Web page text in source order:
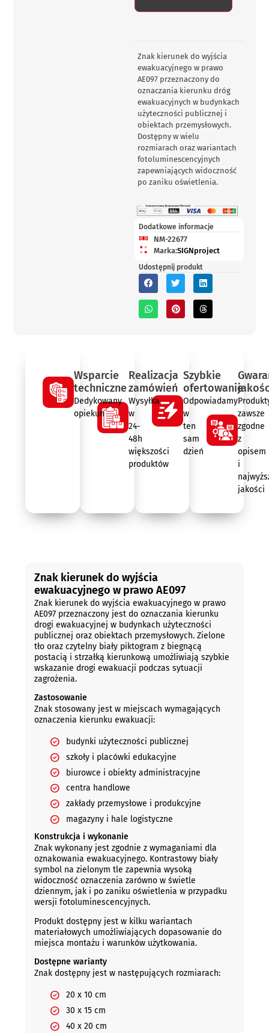
Znak kierunek do wyjścia
ewakuacyjnego w prawo
AE097 przeznaczony do
oznaczania kierunku dróg
ewakuacyjnych w budynkach
użyteczności publicznej i
obiektach przemysłowych.
Dostępny w wielu
rozmiarach oraz wariantach
fotoluminescencyjnych
zapewniających widoczność
po zaniku oświetlenia.
Dodatkowe informacje
NM-22677
Marka:SIGNproject
Udostępnij produkt
Wsparcie
techniczne
Dedykowany
opiekun
Realizacja
zamówień
Wysyłka
w
24-
48h
większości
produktów
Szybkie
ofertowanie
Odpowiadamy
w
ten
sam
dzień
zawsze
zgodne
z
opisem
i
jakości
Znak kierunek do wyjścia
ewakuacyjnego w prawo AE097
Znak kierunek do wyjścia ewakuacyjnego w prawo
AE097 przeznaczony jest do oznaczania kierunku
drogi ewakuacyjnej w budynkach użyteczności
publicznej oraz obiektach przemysłowych. Zielone
tło oraz czytelny biały piktogram z biegnącą
postacią i strzałką kierunkową umożliwiają szybkie
wskazanie drogi ewakuacji podczas sytuacji
zagrożenia.
Zastosowanie
Znak stosowany jest w miejscach wymagających
oznaczenia kierunku ewakuacji:
budynki użyteczności publicznej
szkoły i placówki edukacyjne
biurowce i obiekty administracyjne
centra handlowe
zakłady przemysłowe i produkcyjne
magazyny i hale logistyczne
Konstrukcja i wykonanie
Znak wykonany jest zgodnie z wymaganiami dla
oznakowania ewakuacyjnego. Kontrastowy biały
symbol na zielonym tle zapewnia wysoką
widoczność oznaczenia zarówno w świetle
dziennym, jak i po zaniku oświetlenia w przypadku
wersji fotoluminescencyjnych.
Produkt dostępny jest w kilku wariantach
materiałowych umożliwiających dopasowanie do
miejsca montażu i warunków użytkowania.
Dostępne warianty
Znak dostępny jest w następujących rozmiarach:
20 x 10 cm
30 x 15 cm
40 x 20 cm